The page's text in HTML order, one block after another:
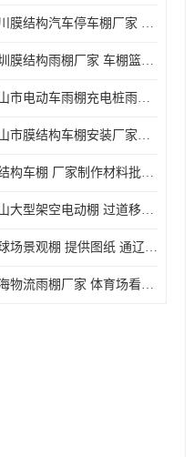
四川膜结构汽车停车棚厂家 款式多 提供报价
深圳膜结构雨棚厂家 车棚篮球场体育看台 规格多样
佛山市电动车雨棚充电桩雨棚小区电动车棚
佛山市膜结构车棚安装厂家发货安装
膜结构车棚 厂家制作材料批发安装一体式工厂
佛山大型架空电动棚 过道移动雨蓬 屋轨道悬空棚免费测量
篮球场景观棚 提供图纸 通辽膜结构厂家
北海物流雨棚厂家 体育场看台雨棚 价格优惠